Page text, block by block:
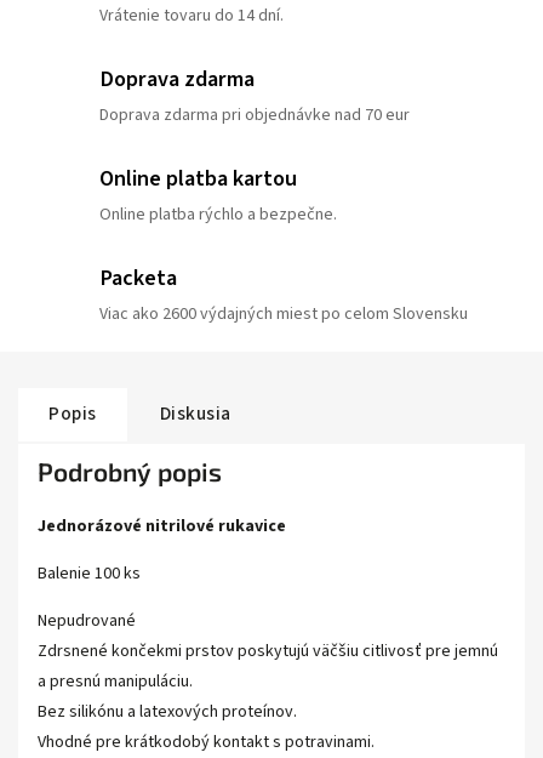
Vrátenie tovaru do 14 dní.
Doprava zdarma
Doprava zdarma pri objednávke nad 70 eur
Online platba kartou
Online platba rýchlo a bezpečne.
Packeta
Viac ako 2600 výdajných miest po celom Slovensku
Popis Diskusia
Podrobný popis
Jednorázové nitrilové rukavice
Balenie 100 ks
Nepudrované
Zdrsnené končekmi prstov poskytujú väčšiu citlivosť pre jemnú
a presnú manipuláciu.
Bez silikónu a latexových proteínov.
Vhodné pre krátkodobý kontakt s potravinami.